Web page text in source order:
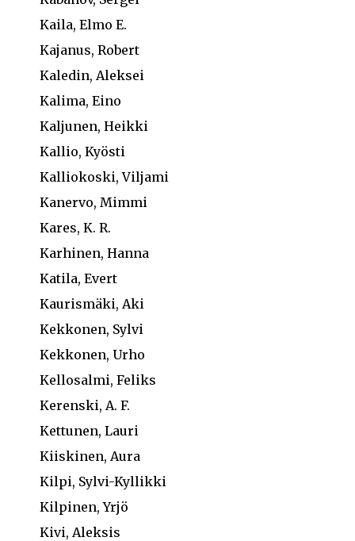
Kaila, Elmo E.
Kajanus, Robert
Kaledin, Aleksei
Kalima, Eino
Kaljunen, Heikki
Kallio, Kyösti
Kalliokoski, Viljami
Kanervo, Mimmi
Kares, K. R.
Karhinen, Hanna
Katila, Evert
Kaurismäki, Aki
Kekkonen, Sylvi
Kekkonen, Urho
Kellosalmi, Feliks
Kerenski, A. F.
Kettunen, Lauri
Kiiskinen, Aura
Kilpi, Sylvi-Kyllikki
Kilpinen, Yrjö
Kivi, Aleksis